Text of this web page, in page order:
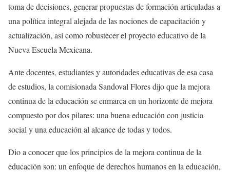
toma de decisiones, generar propuestas de formación articuladas a
una política integral alejada de las nociones de capacitación y
actualización, así como robustecer el proyecto educativo de la
Nueva Escuela Mexicana.
Ante docentes, estudiantes y autoridades educativas de esa casa
de estudios, la comisionada Sandoval Flores dijo que la mejora
continua de la educación se enmarca en un horizonte de mejora
compuesto por dos pilares: una buena educación con justicia
social y una educación al alcance de todas y todos.
Dio a conocer que los principios de la mejora continua de la
educación son: un enfoque de derechos humanos en la educación,